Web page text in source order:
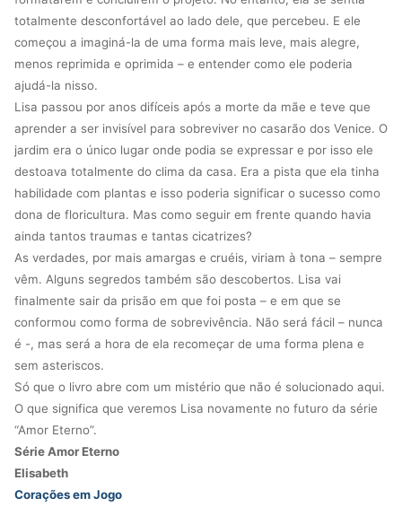
totalmente desconfortável ao lado dele, que percebeu. E ele
começou a imaginá-la de uma forma mais leve, mais alegre,
menos reprimida e oprimida – e entender como ele poderia
ajudá-la nisso.
Lisa passou por anos difíceis após a morte da mãe e teve que
aprender a ser invisível para sobreviver no casarão dos Venice. O
jardim era o único lugar onde podia se expressar e por isso ele
destoava totalmente do clima da casa. Era a pista que ela tinha
habilidade com plantas e isso poderia significar o sucesso como
dona de floricultura. Mas como seguir em frente quando havia
ainda tantos traumas e tantas cicatrizes?
As verdades, por mais amargas e cruéis, viriam à tona – sempre
vêm. Alguns segredos também são descobertos. Lisa vai
finalmente sair da prisão em que foi posta – e em que se
conformou como forma de sobrevivência. Não será fácil – nunca
é -, mas será a hora de ela recomeçar de uma forma plena e
sem asteriscos.
Só que o livro abre com um mistério que não é solucionado aqui.
O que significa que veremos Lisa novamente no futuro da série
“Amor Eterno”.
Série Amor Eterno
Elisabeth
Corações em Jogo